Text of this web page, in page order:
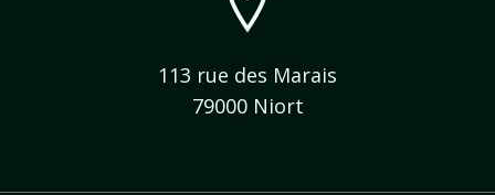
113 rue des Marais
79000 Niort